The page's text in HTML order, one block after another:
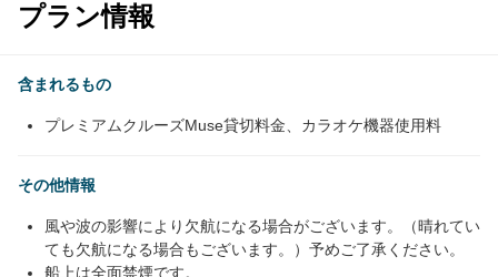
プラン情報
含まれるもの
プレミアムクルーズMuse貸切料金、カラオケ機器使用料
その他情報
風や波の影響により欠航になる場合がございます。（晴れてい
ても欠航になる場合もございます。）予めご了承ください。
船上は全面禁煙です。